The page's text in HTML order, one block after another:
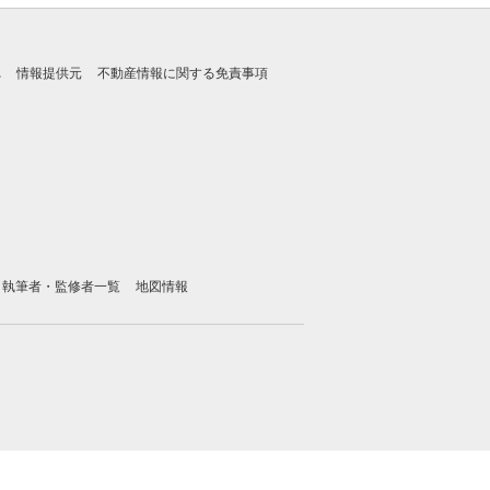
情報提供元 不動産情報に関する免責事項
執筆者・監修者一覧 地図情報